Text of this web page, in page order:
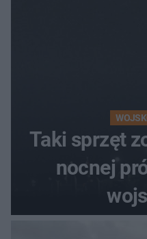
Taki sprzęt
nocnej